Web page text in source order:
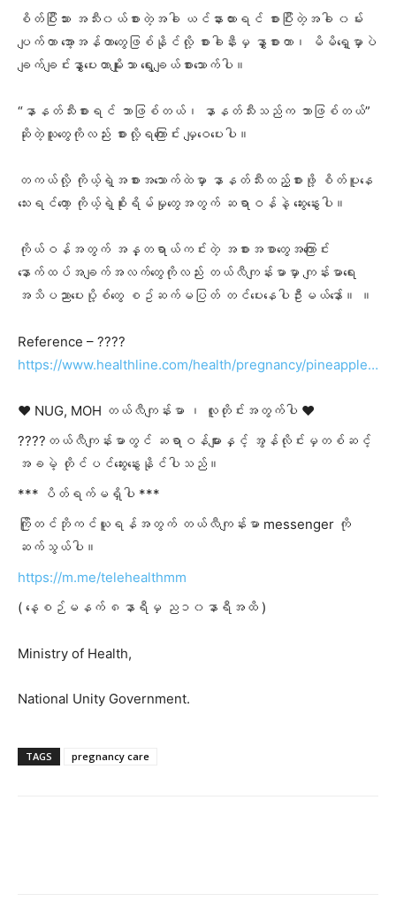
စိတ်ပြီးသား အသီး၀ယ်စားတဲ့အခါ ယင်နားထားရင် စားပြီးတဲ့အခါ ၀မ်း
ပျက်တာ အေ့ာအန်တာတွေဖြစ်နိုင်လို့ စားခါနီးမှ နွှာစားတာ၊ မိမိရှေ့မှာပဲ
ချက်ချင်းနွှာပေးတာမျိုးသာ ရွေးချယ်စားသောက်ပါ။
“နာနတ်သီးစားရင် ဘာဖြစ်တယ်၊ နာနတ်သီးသည်က ဘာဖြစ်တယ်”
ဆိုတဲ့သူတွေကိုလည်း စားလို့ရကြောင်း မျှဝေပေးပါ။
တကယ်လို့ ကိုယ့်ရဲ့အစားအသောက်ထဲမှာ နာနတ်သီးထည့်စားဖို့ စိတ်ပူနေ
သေးရင်တော့ ကိုယ့်ရဲ့စိုးရိမ်မှုတွေအတွက် ဆရာဝန်နဲ့ ဆွေးနွေးပါ။
ကိုယ်ဝန်အတွက် အန္တရာယ်ကင်းတဲ့ အစားအစာတွေအကြောင်း
နောက်ထပ်အချက်အလက်တွေကိုလည်း တယ်လီကျန်းမာမှာ ကျန်းမာရေး
အသိပညာပေးပို့စ်တွေ စဥ်ဆက်မပြတ် တင်ပေးနေပါဦးမယ်နော်။ ။
Reference – ????
https://www.healthline.com/health/pregnancy/pineapple…
❤️ NUG, MOH တယ်လီကျန်းမာ ၊ လူတိုင်းအတွက်ပါ ❤️
????တယ်လီကျန်းမာတွင် ဆရာဝန်များနှင့် အွန်လိုင်းမှတစ်ဆင့်
အခမဲ့ တိုင်ပင်ဆွေးနွေးနိုင်ပါသည်။
*** ပိတ်ရက်မရှိပါ ***
ကြိုတင်ဘိုကင်ယူရန်အတွက် တယ်လီကျန်းမာ messenger ကို
ဆက်သွယ်ပါ။
https://m.me/telehealthmm
( နေ့စဉ်မနက် ၈နာရီမှ ည၁၀နာရီအထိ )
Ministry of Health,
National Unity Government.
TAGS pregnancy care